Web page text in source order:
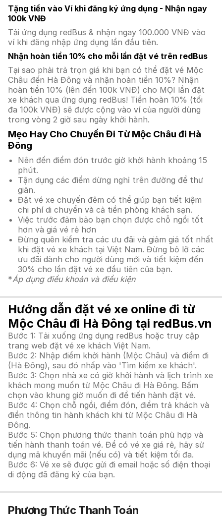
Tặng tiền vào Ví khi đăng ký ứng dụng - Nhận ngay
100k VNĐ
Tải ứng dụng redBus & nhận ngay 100.000 VNĐ vào
ví khi đăng nhập ứng dụng lần đầu tiên.
Nhận hoàn tiền 10% cho mỗi lần đặt vé trên redBus
Tại sao phải trả trọn giá khi bạn có thể đặt vé Mộc
Châu đến Hà Đông và nhận hoàn tiền 10%? Nhận
hoàn tiền 10% (lên đến 100k VNĐ) cho MỌI lần đặt
xe khách qua ứng dụng redBus! Tiền hoàn 10% (tối
đa 100k VNĐ) sẽ được cộng vào ví của người dùng
trong vòng 2 giờ sau ngày khởi hành.
Mẹo Hay Cho Chuyến Đi Từ Mộc Châu đi Hà
Đông
Nên đến điểm đón trước giờ khởi hành khoảng 15
phút.
Tận dụng các điểm dừng nghỉ trên đường để thư
giãn.
Đặt vé xe chuyến đêm có thể giúp bạn tiết kiệm
chi phí di chuyển và cả tiền phòng khách sạn.
Việc trước đảm bảo bạn chọn được chỗ ngồi tốt
hơn và giá vé rẻ hơn
Đừng quên kiểm tra các ưu đãi và giảm giá tốt nhất
khi đặt vé xe khách tại Việt Nam. Đừng bỏ lỡ các
ưu đãi dành cho người dùng mới và tiết kiệm đến
30% cho lần đặt vé xe đầu tiên của bạn.
*Áp dụng điều khoản và điều kiện
Hướng dẫn đặt vé xe online đi từ
Mộc Châu đi Hà Đông tại redBus.vn
Bước 1: Tải xuống ứng dụng redBus hoặc truy cập
trang web đặt vé xe khách Việt Nam.
Bước 2: Nhập điểm khởi hành (Mộc Châu) và điểm đi
(Hà Đông), sau đó nhấp vào 'Tìm kiếm xe khách'.
Bước 3: Chọn nhà xe có giờ khởi hành và lịch trình xe
khách mong muốn từ Mộc Châu đi Hà Đông. Bấm
chọn vào khung giờ muốn đi để tiến hành đặt vé.
Bước 4: Chọn chỗ ngồi, điểm đón, điểm trả khách và
điền thông tin hành khách khi từ Mộc Châu đi Hà
Đông.
Bước 5: Chọn phương thức thanh toán phù hợp và
tiến hành thanh toán vé. Để có vé xe giá rẻ, hãy sử
dụng mã khuyến mãi (nếu có) và tiết kiệm tối đa.
Bước 6: Vé xe sẽ được gửi đi email hoặc số điện thoại
di động đã đăng ký của bạn.
Phương Thức Thanh Toán